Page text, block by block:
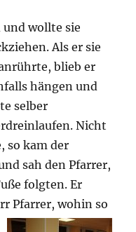
und wollte sie
Als er sie
blieb er
hängen und
selber
Nicht
so kam der
sah den Pfarrer,
folgten. Er
Pfarrer, wohin so